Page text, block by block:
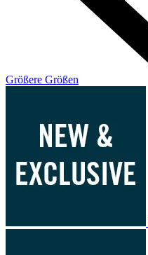
Größere Größen